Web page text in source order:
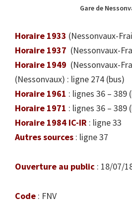
Gare de
Horaire 1933 (Nessonvaux-
Horaire 1937 (Nessonvaux-
Horaire 1949 (Nessonvaux-
(Nessonvaux) : ligne 274 (bus)
Horaire 1961 : lignes 36 – 389
Horaire 1971 : lignes 36 – 389
Horaire 1984 IC-IR : ligne 33
Autres sources : ligne 37
Ouverture au public : 18/07/
Code : FNV